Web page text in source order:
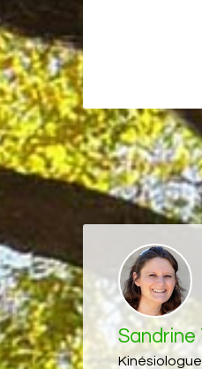
Sandrine